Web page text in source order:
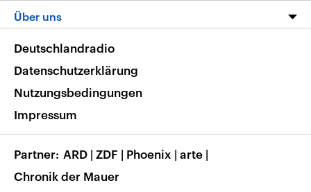
Neue Beiträge auf dlf.de
Deutschlandfunk App
Nachrichten App
Frequenzen
FAQ
Veranstaltungen
Musikliste
RSS
Über uns
Barrierefreiheit
Deutschlandradio
Datenschutzerklärung
Nutzungsbedingungen
Impressum
Partner ARD | ZDF | Phoenix | arte |
Chronik der Mauer